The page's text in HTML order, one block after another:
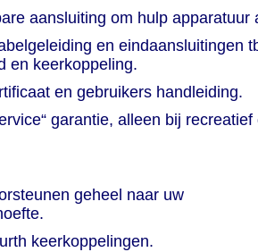
aansluiting om hulp apparatuur
en eindaansluitingen
en keerkoppeling.
en gebruikers handleiding.
garantie, alleen bij recreatief
geheel naar uw
keerkoppelingen.